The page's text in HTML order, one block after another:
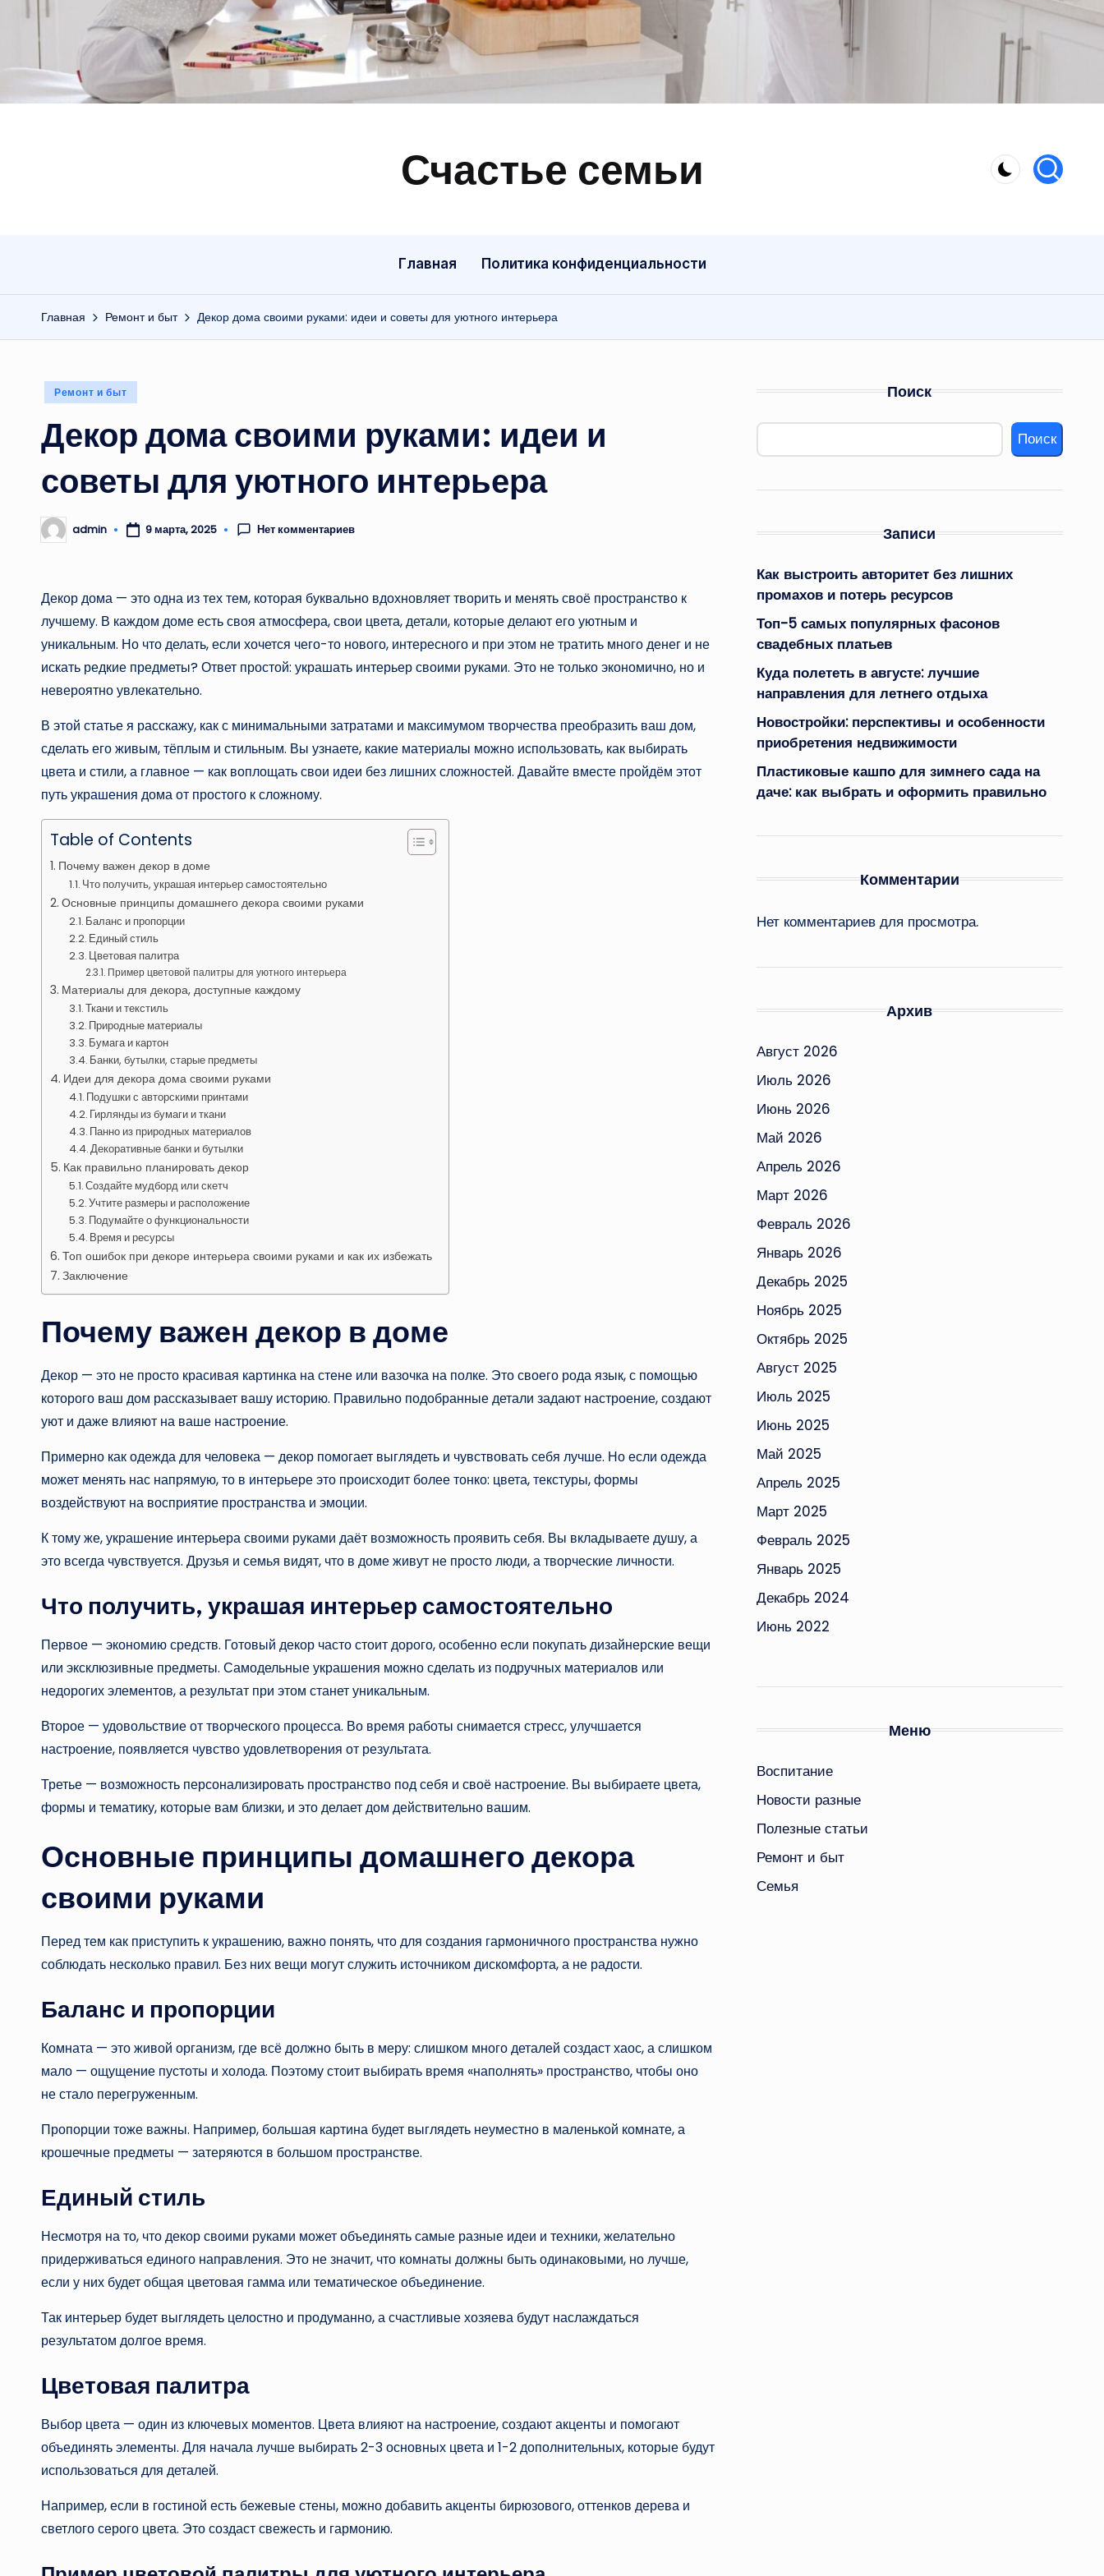
Счастье семьи
Быт,
Главная Политика конфиденциальности
Главная Ремонт и быт Декор дома своими руками: идеи и советы для уютного интерьера
Опубликовано
Ремонт и быт
Декор дома своими руками: идеи и
советы для уютного интерьера
Запись
от
admin 9 марта, 2025 Нет комментариев
Декор дома — это одна из тех тем, которая буквально вдохновляет творить и менять своё пространство к
лучшему. В каждом доме есть своя атмосфера, свои цвета, детали, которые делают его уютным и
уникальным. Но что делать, если хочется чего-то нового, интересного и при этом не тратить много денег и не
искать редкие предметы? Ответ простой: украшать интерьер своими руками. Это не только экономично, но и
невероятно увлекательно.
В этой статье я расскажу, как с минимальными затратами и максимумом творчества преобразить ваш дом,
сделать его живым, тёплым и стильным. Вы узнаете, какие материалы можно использовать, как выбирать
цвета и стили, а главное — как воплощать свои идеи без лишних сложностей. Давайте вместе пройдём этот
путь украшения дома от простого к сложному.
Table of Contents
Почему важен декор в доме
Что получить, украшая интерьер самостоятельно
Основные принципы домашнего декора своими руками
Баланс и пропорции
Единый стиль
Цветовая палитра
Пример цветовой палитры для уютного интерьера
Материалы для декора, доступные каждому
Ткани и текстиль
Природные материалы
Бумага и картон
Банки, бутылки, старые предметы
Идеи для декора дома своими руками
Подушки с авторскими принтами
Гирлянды из бумаги и ткани
Панно из природных материалов
Декоративные банки и бутылки
Как правильно планировать декор
Создайте мудборд или скетч
Учтите размеры и расположение
Подумайте о функциональности
Время и ресурсы
Топ ошибок при декоре интерьера своими руками и как их избежать
Заключение
Почему важен декор в доме
Декор — это не просто красивая картинка на стене или вазочка на полке. Это своего рода язык, с помощью
которого ваш дом рассказывает вашу историю. Правильно подобранные детали задают настроение, создают
уют и даже влияют на ваше настроение.
Примерно как одежда для человека — декор помогает выглядеть и чувствовать себя лучше. Но если одежда
может менять нас напрямую, то в интерьере это происходит более тонко: цвета, текстуры, формы
воздействуют на восприятие пространства и эмоции.
К тому же, украшение интерьера своими руками даёт возможность проявить себя. Вы вкладываете душу, а
это всегда чувствуется. Друзья и семья видят, что в доме живут не просто люди, а творческие личности.
Что получить, украшая интерьер самостоятельно
Первое — экономию средств. Готовый декор часто стоит дорого, особенно если покупать дизайнерские вещи
или эксклюзивные предметы. Самодельные украшения можно сделать из подручных материалов или
недорогих элементов, а результат при этом станет уникальным.
Второе — удовольствие от творческого процесса. Во время работы снимается стресс, улучшается
настроение, появляется чувство удовлетворения от результата.
Третье — возможность персонализировать пространство под себя и своё настроение. Вы выбираете цвета,
формы и тематику, которые вам близки, и это делает дом действительно вашим.
Основные принципы домашнего декора
своими руками
Перед тем как приступить к украшению, важно понять, что для создания гармоничного пространства нужно
соблюдать несколько правил. Без них вещи могут служить источником дискомфорта, а не радости.
Баланс и пропорции
Комната — это живой организм, где всё должно быть в меру: слишком много деталей создаст хаос, а слишком
мало — ощущение пустоты и холода. Поэтому стоит выбирать время «наполнять» пространство, чтобы оно
не стало перегруженным.
Пропорции тоже важны. Например, большая картина будет выглядеть неуместно в маленькой комнате, а
крошечные предметы — затеряются в большом пространстве.
Единый стиль
Несмотря на то, что декор своими руками может объединять самые разные идеи и техники, желательно
придерживаться единого направления. Это не значит, что комнаты должны быть одинаковыми, но лучше,
если у них будет общая цветовая гамма или тематическое объединение.
Так интерьер будет выглядеть целостно и продуманно, а счастливые хозяева будут наслаждаться
результатом долгое время.
Цветовая палитра
Выбор цвета — один из ключевых моментов. Цвета влияют на настроение, создают акценты и помогают
объединять элементы. Для начала лучше выбирать 2-3 основных цвета и 1-2 дополнительных, которые будут
использоваться для деталей.
Например, если в гостиной есть бежевые стены, можно добавить акценты бирюзового, оттенков дерева и
светлого серого цвета. Это создаст свежесть и гармонию.
Поиск
Поиск
Записи
Как выстроить авторитет без лишних
промахов и потерь ресурсов
Топ-5 самых популярных фасонов
свадебных платьев
Куда полететь в августе: лучшие
направления для летнего отдыха
Новостройки: перспективы и особенности
приобретения недвижимости
Пластиковые кашпо для зимнего сада на
даче: как выбрать и оформить правильно
Комментарии
Нет комментариев для просмотра.
Архив
Август 2026
Июль 2026
Июнь 2026
Май 2026
Апрель 2026
Март 2026
Февраль 2026
Январь 2026
Декабрь 2025
Ноябрь 2025
Октябрь 2025
Август 2025
Июль 2025
Июнь 2025
Май 2025
Апрель 2025
Март 2025
Февраль 2025
Январь 2025
Декабрь 2024
Июнь 2022
Меню
Воспитание
Новости разные
Полезные статьи
Ремонт и быт
Семья